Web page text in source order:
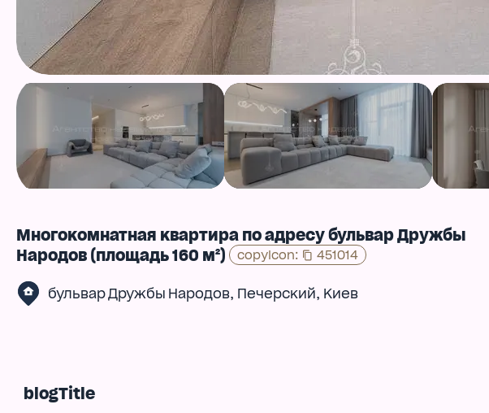
Многокомнатная квартира по адресу бульвар Дружбы
Народов (площадь 160 м²)
copyIcon: 451014
бульвар Дружбы Народов, Печерский, Киев
blogTitle